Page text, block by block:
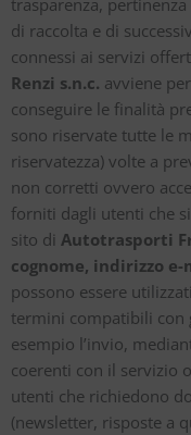
di raccolta e di
connessi ai servizi
Renzi s.n.c. avviene
conseguire le finalità
sono riservate tutte le
riservatezza) volte a
non corretti ovvero
forniti dagli utenti che
sito di Autotrasporti
cognome, indirizzo
possono essere
termini compatibili con
esempio l’invio,
coerenti con il servizio
utenti che richiedono
(newsletter, risposte a